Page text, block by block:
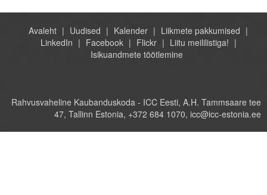
Avaleht Uudised Kalender
Liikmete pakkumised
LinkedIn
Facebook Flickr
Liitu meililistiga!
Isikuandmete töötlemine
Rahvusvaheline Kaubanduskoda - ICC Eesti, A.H. Tammsaare tee
47, Tallinn Estonia, +372 684 1070, icc@icc-estonia.ee